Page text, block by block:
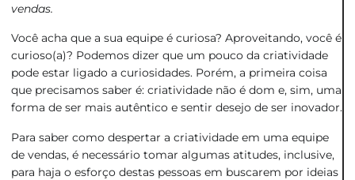
vendas.
Você acha que a sua equipe é curiosa? Aproveitando, você é
curioso(a)? Podemos dizer que um pouco da criatividade
pode estar ligado a curiosidades. Porém, a primeira coisa
que precisamos saber é: criatividade não é dom e, sim, uma
forma de ser mais autêntico e sentir desejo de ser inovador.
Para saber como despertar a criatividade em uma equipe
de vendas, é necessário tomar algumas atitudes, inclusive,
para haja o esforço destas pessoas em buscarem por ideias